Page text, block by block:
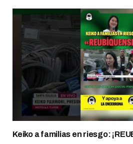
Keiko a familias en riesgo: